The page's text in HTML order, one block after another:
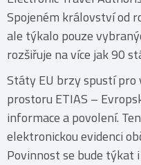
Spojeném království od
ale týkalo pouze
rozšiřuje na více jak 90
Státy EU brzy spustí pro
prostoru ETIAS –
informace a povolení.
elektronickou evidenci
Povinnost se bude týkat